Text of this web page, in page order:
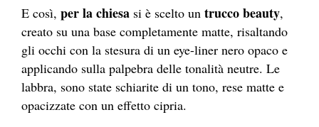
E così, per la chiesa si è scelto un trucco beauty,
creato su una base completamente matte, risaltando
gli occhi con la stesura di un eye-liner nero opaco e
applicando sulla palpebra delle tonalità neutre. Le
labbra, sono state schiarite di un tono, rese matte e
opacizzate con un effetto cipria.